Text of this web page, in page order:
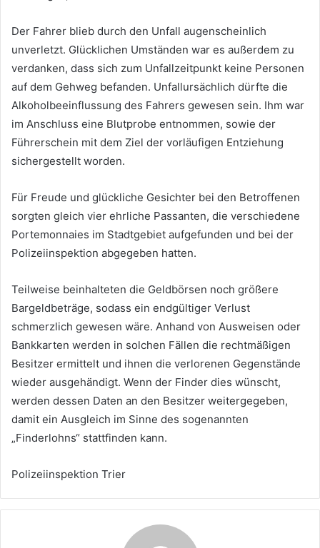
Der Fahrer blieb durch den Unfall augenscheinlich
unverletzt. Glücklichen Umständen war es außerdem zu
verdanken, dass sich zum Unfallzeitpunkt keine Personen
auf dem Gehweg befanden. Unfallursächlich dürfte die
Alkoholbeeinflussung des Fahrers gewesen sein. Ihm war
im Anschluss eine Blutprobe entnommen, sowie der
Führerschein mit dem Ziel der vorläufigen Entziehung
sichergestellt worden.
Für Freude und glückliche Gesichter bei den Betroffenen
sorgten gleich vier ehrliche Passanten, die verschiedene
Portemonnaies im Stadtgebiet aufgefunden und bei der
Polizeiinspektion abgegeben hatten.
Teilweise beinhalteten die Geldbörsen noch größere
Bargeldbeträge, sodass ein endgültiger Verlust
schmerzlich gewesen wäre. Anhand von Ausweisen oder
Bankkarten werden in solchen Fällen die rechtmäßigen
Besitzer ermittelt und ihnen die verlorenen Gegenstände
wieder ausgehändigt. Wenn der Finder dies wünscht,
werden dessen Daten an den Besitzer weitergegeben,
damit ein Ausgleich im Sinne des sogenannten
„Finderlohns“ stattfinden kann.
Polizeiinspektion Trier